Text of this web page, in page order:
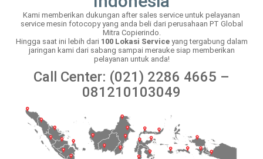
Kami memberikan dukungan after sales service untuk pelayanan
service mesin fotocopy yang anda beli dari perusahaan PT Global
Mitra Copierindo.
Hingga saat ini lebih dari 100 Lokasi Serviceyang tergabung dalam
jaringan kami dari sabang sampai merauke siap memberikan
pelayanan untuk anda!
Call Center: (021) 2286 4665 –
081210103049